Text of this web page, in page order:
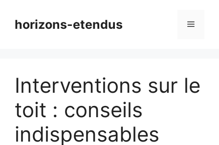
contenuhorizons-etendus Menu
Interventions sur le
toit : conseils
indispensables